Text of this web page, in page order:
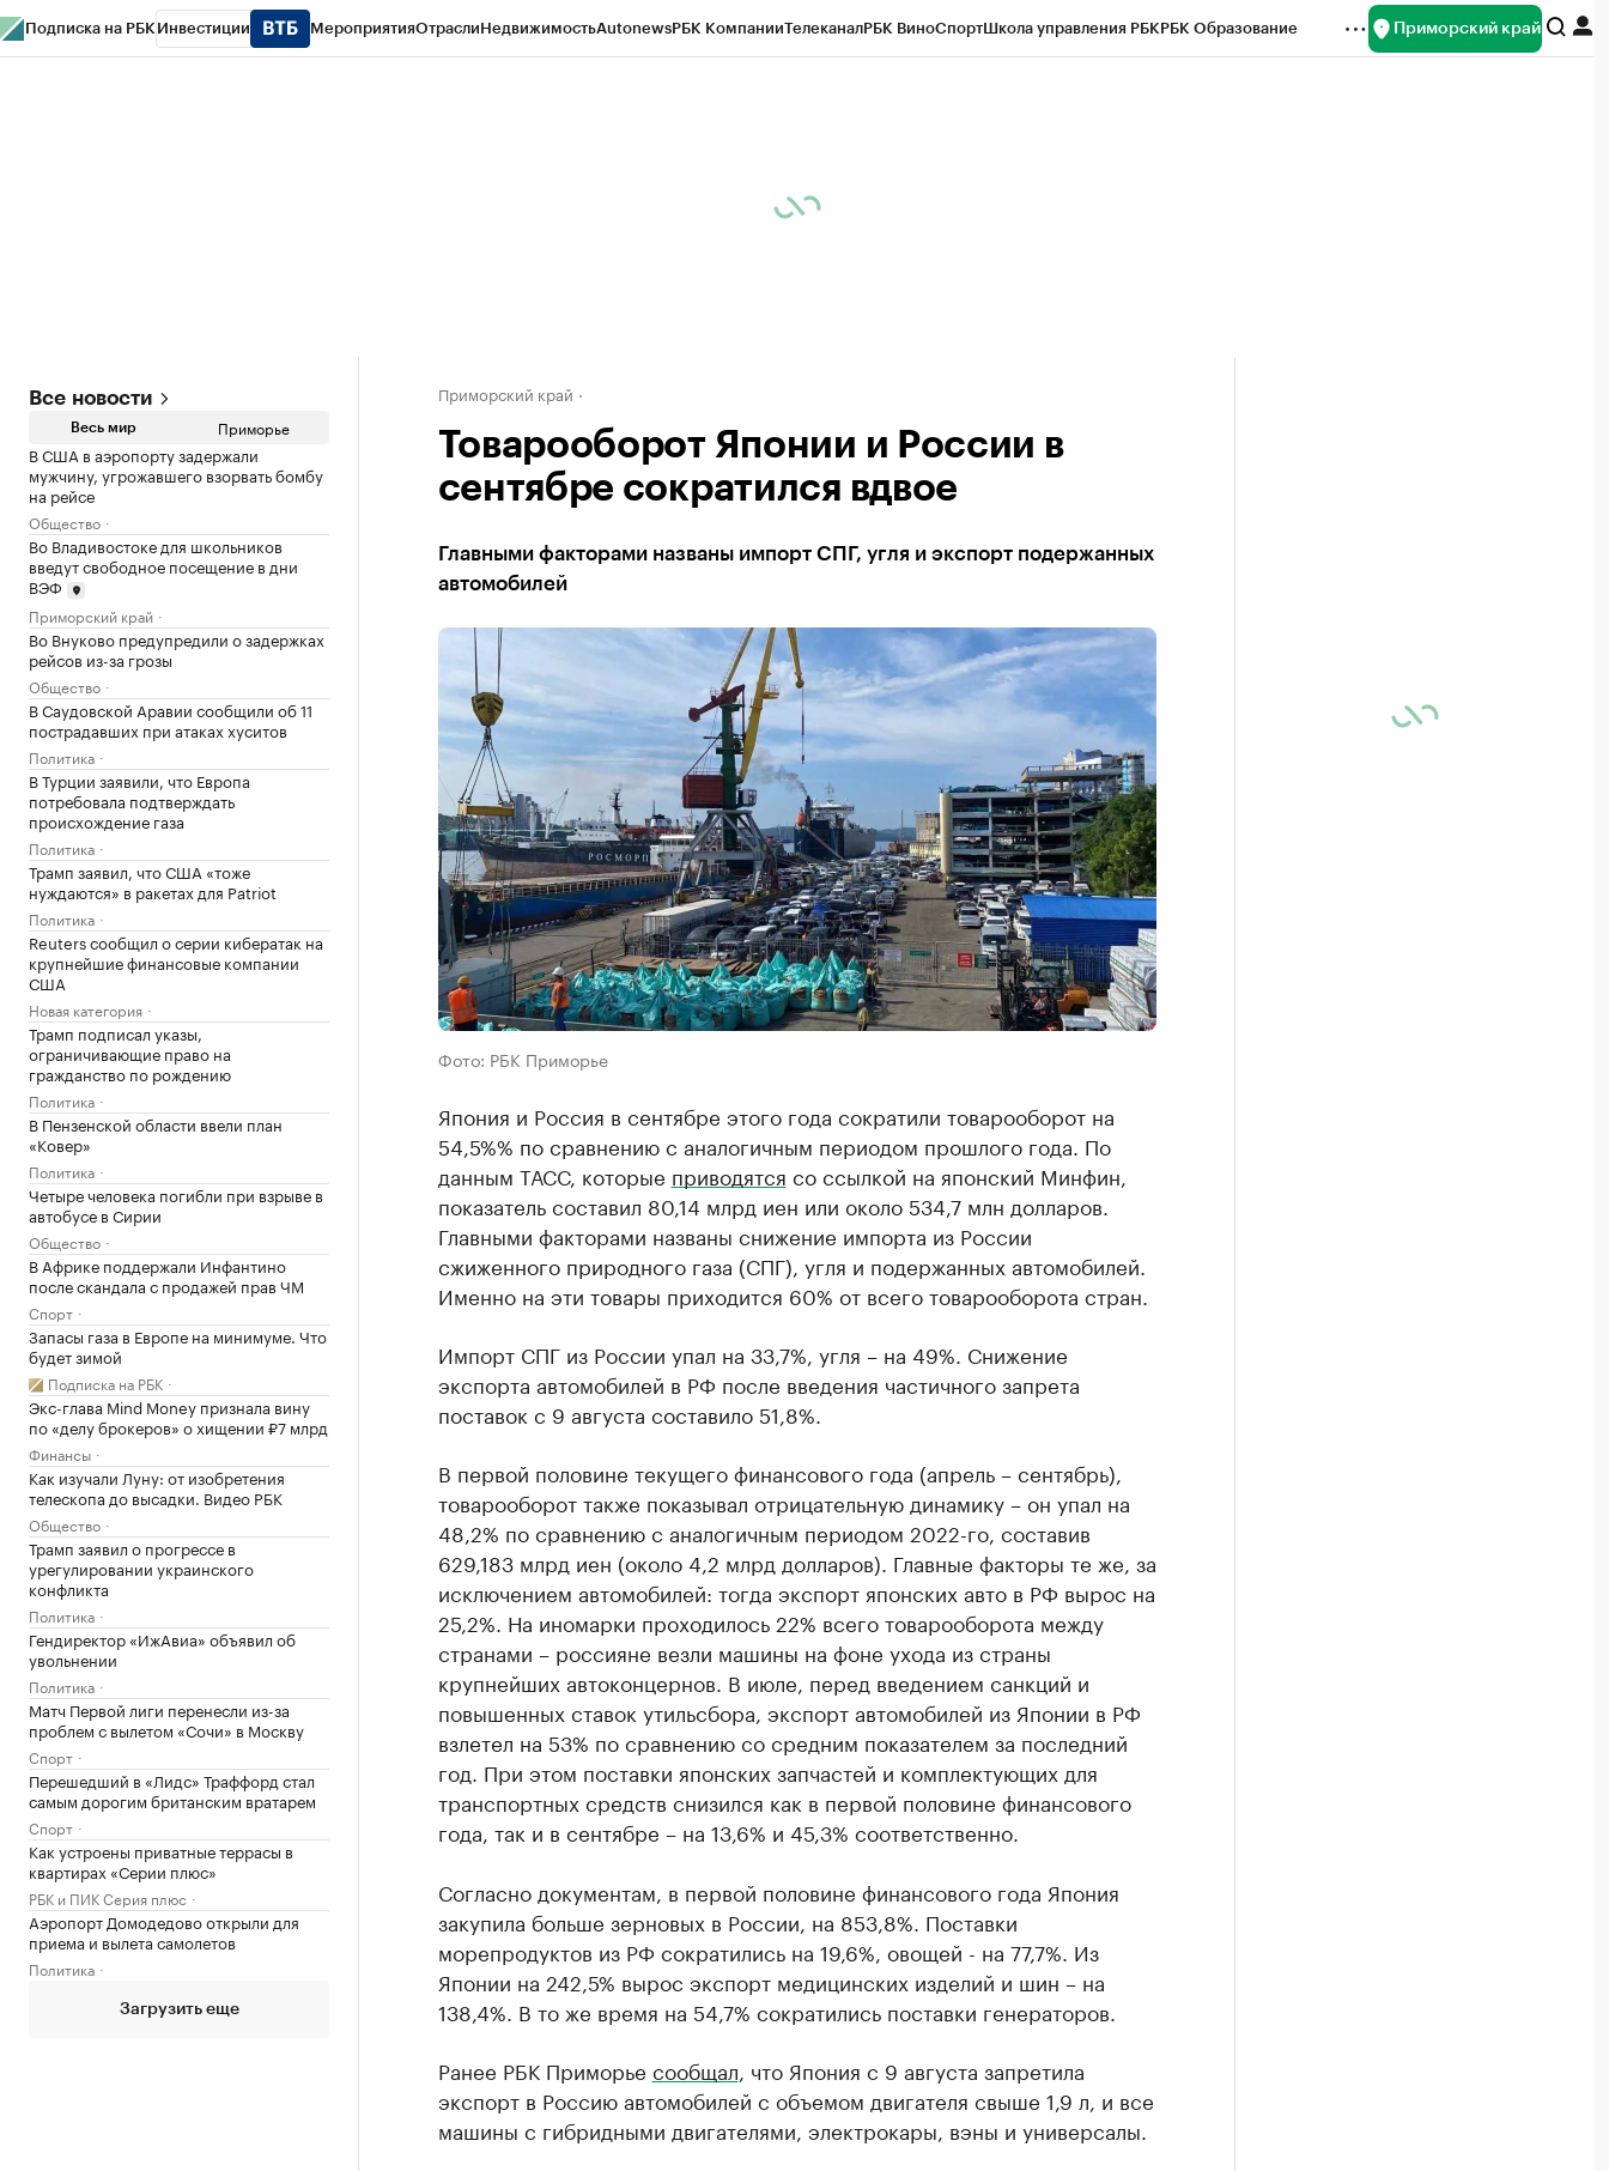
Подписка на РБК Инвестиции МероприятияОтраслиНедвижимостьAutonewsРБК КомпанииТелеканалРБК ВиноСпортШкола управления РБКРБК Образование Приморский край
Все новости
Весь мир Приморье
В США в аэропорту задержали
мужчину, угрожавшего взорвать бомбу
на рейсе
Общество
Во Владивостоке для школьников
введут свободное посещение в дни
ВЭФ
Приморский край
Во Внуково предупредили о задержках
рейсов из-за грозы
Общество
В Саудовской Аравии сообщили об 11
пострадавших при атаках хуситов
Политика
В Турции заявили, что Европа
потребовала подтверждать
происхождение газа
Политика
Трамп заявил, что США «тоже
нуждаются» в ракетах для Patriot
Политика
Reuters сообщил о серии кибератак на
крупнейшие финансовые компании
США
Новая категория
Трамп подписал указы,
ограничивающие право на
гражданство по рождению
Политика
В Пензенской области ввели план
«Ковер»
Политика
Четыре человека погибли при взрыве в
автобусе в Сирии
Общество
В Африке поддержали Инфантино
после скандала с продажей прав ЧМ
Спорт
Запасы газа в Европе на минимуме. Что
будет зимой
Подписка на РБК
Экс-глава Mind Money признала вину
по «делу брокеров» о хищении ₽7 млрд
Финансы
Как изучали Луну: от изобретения
телескопа до высадки. Видео РБК
Общество
Трамп заявил о прогрессе в
урегулировании украинского
конфликта
Политика
Гендиректор «ИжАвиа» объявил об
увольнении
Политика
Матч Первой лиги перенесли из-за
проблем с вылетом «Сочи» в Москву
Спорт
Перешедший в «Лидс» Траффорд стал
самым дорогим британским вратарем
Спорт
Как устроены приватные террасы в
квартирах «Серии плюс»
РБК и ПИК Серия плюс
Аэропорт Домодедово открыли для
приема и вылета самолетов
Политика
Загрузить еще
Приморский край
Товарооборот Японии и России в
сентябре сократился вдвое
Главными факторами названы импорт СПГ, угля и экспорт подержанных
автомобилей
Фото: РБК Приморье
Япония и Россия в сентябре этого года сократили товарооборот на
54,5%% по сравнению с аналогичным периодом прошлого года. По
данным ТАСС, которые приводятся со ссылкой на японский Минфин,
показатель составил 80,14 млрд иен или около 534,7 млн долларов.
Главными факторами названы снижение импорта из России
сжиженного природного газа (СПГ), угля и подержанных автомобилей.
Именно на эти товары приходится 60% от всего товарооборота стран.
Импорт СПГ из России упал на 33,7%, угля – на 49%. Снижение
экспорта автомобилей в РФ после введения частичного запрета
поставок с 9 августа составило 51,8%.
В первой половине текущего финансового года (апрель – сентябрь),
товарооборот также показывал отрицательную динамику – он упал на
48,2% по сравнению с аналогичным периодом 2022-го, составив
629,183 млрд иен (около 4,2 млрд долларов). Главные факторы те же, за
исключением автомобилей: тогда экспорт японских авто в РФ вырос на
25,2%. На иномарки проходилось 22% всего товарооборота между
странами – россияне везли машины на фоне ухода из страны
крупнейших автоконцернов. В июле, перед введением санкций и
повышенных ставок утильсбора, экспорт автомобилей из Японии в РФ
взлетел на 53% по сравнению со средним показателем за последний
год. При этом поставки японских запчастей и комплектующих для
транспортных средств снизился как в первой половине финансового
года, так и в сентябре – на 13,6% и 45,3% соответственно.
Согласно документам, в первой половине финансового года Япония
закупила больше зерновых в России, на 853,8%. Поставки
морепродуктов из РФ сократились на 19,6%, овощей - на 77,7%. Из
Японии на 242,5% вырос экспорт медицинских изделий и шин – на
138,4%. В то же время на 54,7% сократились поставки генераторов.
Ранее РБК Приморье сообщал , что Япония с 9 августа запретила
экспорт в Россию автомобилей с объемом двигателя свыше 1,9 л, и все
машины с гибридными двигателями, электрокары, вэны и универсалы.